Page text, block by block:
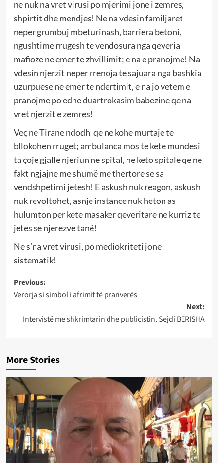
ne nuk na vret virusi po mjerimi jone i zemres,
shpirtit dhe mendjes! Ne na vdesin familjaret
neper grumbuj mbeturinash, barriera betoni,
ngushtime rrugesh te vendosura nga qeveria
mafioze ne emer te zhvillimit; e na e pranojme! Na
vdesin njerzit neper rrenoja te sajuara nga bashkia
uzurpuese ne emer te ndertimit, e na jo vetem e
pranojme po edhe duartrokasim babezine qe na
vret njerzit e zemres!
Veç ne Tirane ndodh, qe ne kohe murtaje te
bllokohen rruget; ambulanca mos te kete mundesi
ta çoje gjalle njeriun ne spital, ne keto spitale qe ne
fakt ngjajne me shumë me thertore se sa
vendshpetimi jetesh! E askush nuk reagon, askush
nuk revoltohet, asnje instance nuk heton as
hulumton per kete masaker qeveritare ne kurriz te
jetes se njerezve tanë!
Ne s’na vret virusi, po mediokriteti jone
sistematik!
Post
navigation
Previous:
Verorja si simbol i afrimit të pranverës
Next:
Intervistë me shkrimtarin dhe publicistin, Sejdi BERISHA
More Stories